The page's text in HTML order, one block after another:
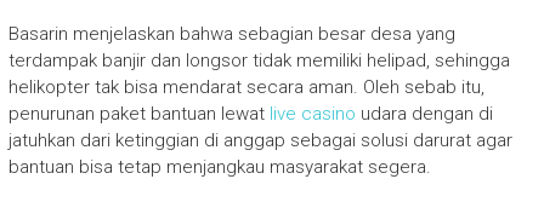
Basarin menjelaskan bahwa sebagian besar desa yang
terdampak banjir dan longsor tidak memiliki helipad, sehingga
helikopter tak bisa mendarat secara aman. Oleh sebab itu,
penurunan paket bantuan lewat live casino udara dengan di
jatuhkan dari ketinggian di anggap sebagai solusi darurat agar
bantuan bisa tetap menjangkau masyarakat segera.